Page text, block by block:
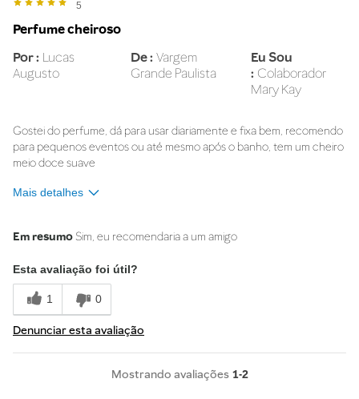
5
Perfume cheiroso
Por Lucas
Augusto
De Vargem
Grande Paulista
Eu Sou
Colaborador
Mary Kay
Gostei do perfume, dá para usar diariamente e fixa bem, recomendo
para pequenos eventos ou até mesmo após o banho, tem um cheiro
meio doce suave
Mais detalhes
esse produto?
Em resumoSim, eu recomendaria a um amigo
Esta avaliação foi útil?
1 0
Denunciar esta avaliação
1-2